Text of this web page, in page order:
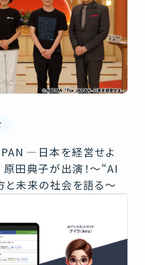
―日本を経営せよ
田典子が出演！～“AI
未来の社会を語る～